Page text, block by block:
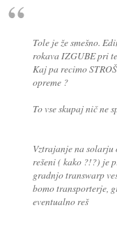
Tole je že smešno.
rokava IZGUBE pri
Kaj pa recimo
opreme ?
To vse skupaj nič ne
Vztrajanje na solarju
rešeni ( kako ?!?) je
gradnjo transwarp
bomo transporterje,
eventualno reš